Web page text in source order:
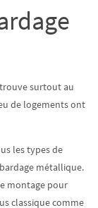
surtout au
de logements ont
les types de
bardage métallique.
montage pour
classique comme